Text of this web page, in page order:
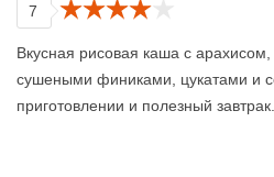
7
Вкусная рисовая каша с
сушеными финиками, цукатами и
приготовлении и полезный завтрак.